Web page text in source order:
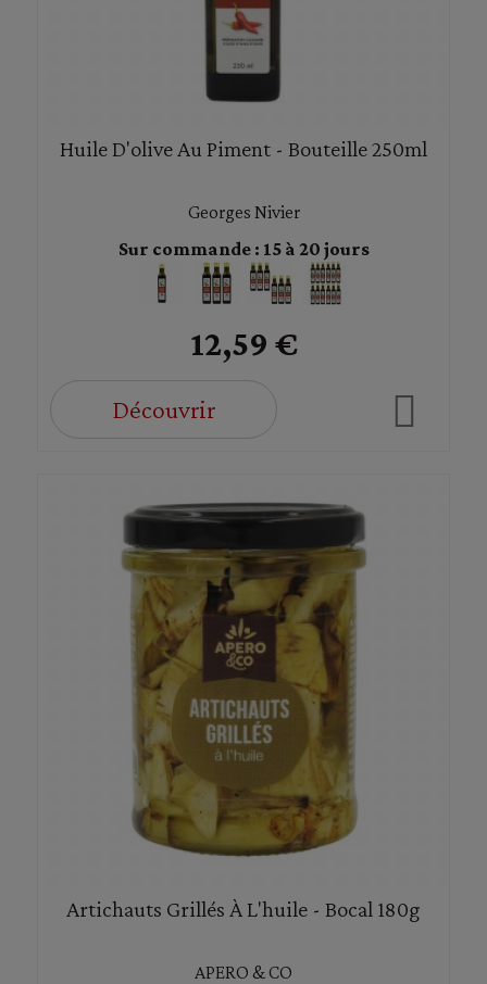
Huile D'olive Au Piment - Bouteille 250ml
Georges Nivier
Sur commande : 15 à 20 jours
12,59 €
Découvrir
Artichauts Grillés À L'huile - Bocal 180g
APERO & CO